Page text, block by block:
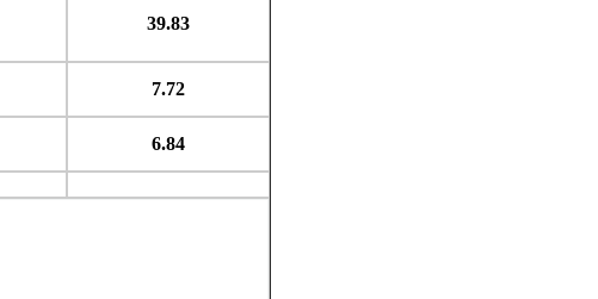
39.83
7.72
6.84